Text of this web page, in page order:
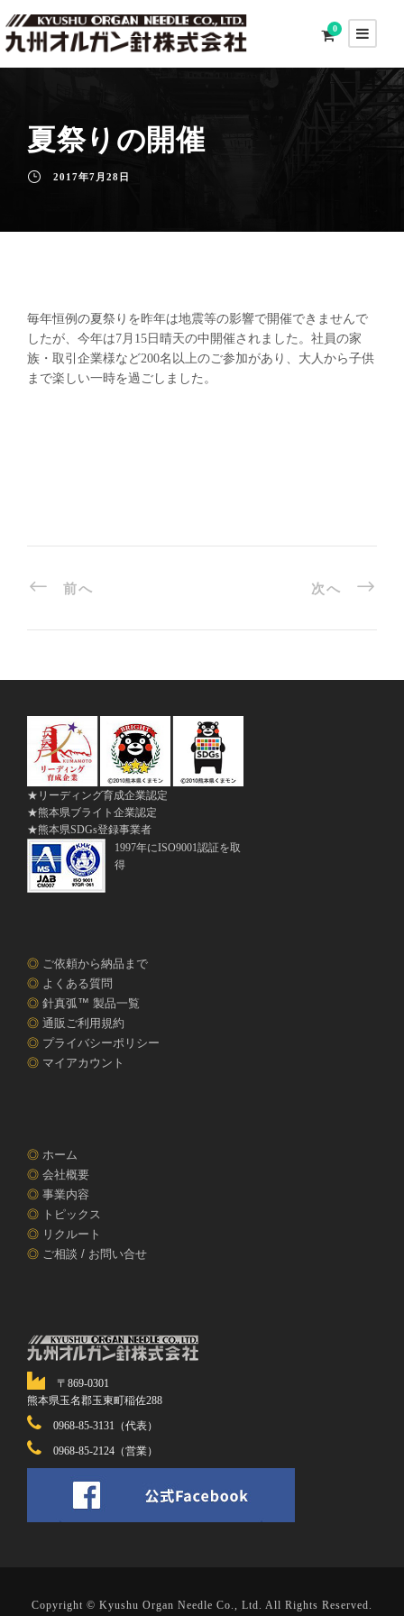
0
夏祭りの開催
2017年7月28日
毎年恒例の夏祭りを昨年は地震等の影響で開催できませんで
したが、今年は7月15日晴天の中開催されました。社員の家
族・取引企業様など200名以上のご参加があり、大人から子供
まで楽しい一時を過ごしました。
前へ 次へ
★リーディング育成企業認定
★熊本県ブライト企業認定
★熊本県SDGs登録事業者
1997年にISO9001認証を取
得
◎ ご依頼から納品まで
◎ よくある質問
◎ 針真弧™ 製品一覧
◎ 通販ご利用規約
◎ プライバシーポリシー
◎ マイアカウント
◎ ホーム
◎ 会社概要
◎ 事業内容
◎ トピックス
◎ リクルート
◎ ご相談 / お問い合せ
〒869-0301
熊本県玉名郡玉東町稲佐288
0968-85-3131（代表）
0968-85-2124（営業）
Copyright © Kyushu Organ Needle Co., Ltd. All Rights Reserved.